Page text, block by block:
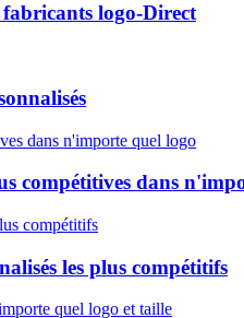
fabricants logo-Direct
compétitives dans
les plus compétitifs